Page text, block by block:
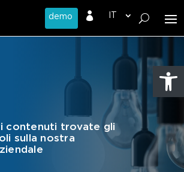
Apri la

contenuti trovate gli
sulla nostra